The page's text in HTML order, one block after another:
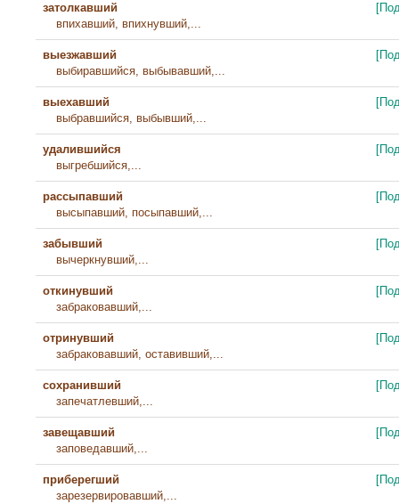
затолкавший
впихавший, впихнувший,...
выезжавший
выбиравшийся, выбывавший,...
выехавший
выбравшийся, выбывший,...
удалившийся
выгребшийся,...
рассыпавший
высыпавший, посыпавший,...
забывший
вычеркнувший,...
откинувший
забраковавший,...
отринувший
забраковавший, оставивший,...
сохранивший
запечатлевший,...
завещавший
заповедавший,...
приберегший
зарезервировавший,...